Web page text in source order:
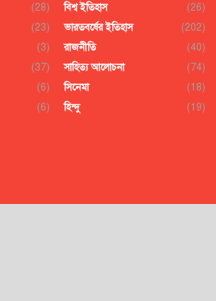
(28)
(23)
(3)
(37)
(6)
(6)
বিশ্ব ইতিহাস
(26)
ভারতবর্ষের ইতিহাস
(202)
রাজনীতি
(40)
সাহিত্য আলোচনা
(74)
সিনেমা
(18)
হিন্দু
(19)